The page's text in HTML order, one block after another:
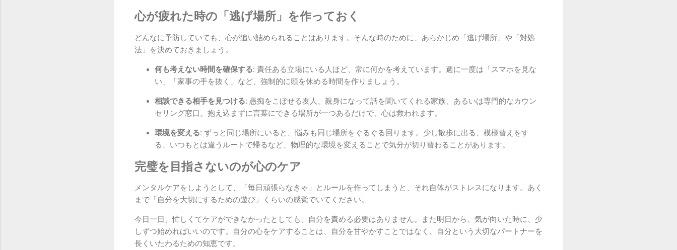
心が疲れた時の「逃げ場所」を作っておく
どんなに予防していても、心が追い詰められることはあります。そんな時のために、あらかじめ「逃げ場所」や「対処
法」を決めておきましょう。
何も考えない時間を確保する: 責任ある立場にいる人ほど、常に何かを考えています。週に一度は「スマホを見な
い」「家事の手を抜く」など、強制的に頭を休める時間を作りましょう。
相談できる相手を見つける: 愚痴をこぼせる友人、親身になって話を聞いてくれる家族、あるいは専門的なカウン
セリング窓口。抱え込まずに言葉にできる場所が一つあるだけで、心は救われます。
環境を変える: ずっと同じ場所にいると、悩みも同じ場所をぐるぐる回ります。少し散歩に出る、模様替えをす
る、いつもとは違うルートで帰るなど、物理的な環境を変えることで気分が切り替わることがあります。
完璧を目指さないのが心のケア
メンタルケアをしようとして、「毎日頑張らなきゃ」とルールを作ってしまうと、それ自体がストレスになります。あく
まで「自分を大切にするための遊び」くらいの感覚でいてください。
今日一日、忙しくてケアができなかったとしても、自分を責める必要はありません。また明日から、気が向いた時に、少
しずつ始めればいいのです。自分の心をケアすることは、自分を甘やかすことではなく、自分という大切なパートナーを
長くいたわるための知恵です。